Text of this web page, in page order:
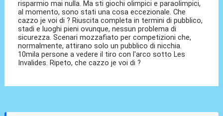
risparmio mai nulla. Ma sti giochi olimpici e paraolimpici,
al momento, sono stati una cosa eccezionale. Che
cazzo je voi di ? Riuscita completa in termini di pubblico,
stadi e luoghi pieni ovunque, nessun problema di
sicurezza. Scenari mozzafiato per competizioni che,
normalmente, attirano solo un pubblico di nicchia.
10mila persone a vedere il tiro con l'arco sotto Les
Invalides. Ripeto, che cazzo je voi di ?